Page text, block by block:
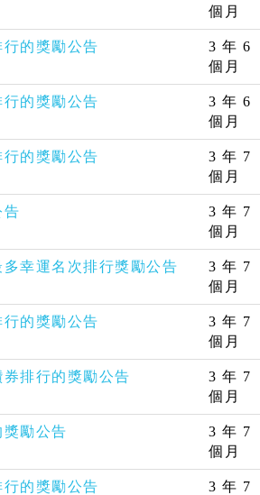
個月
的獎勵公告
3 年 6
個月
的獎勵公告
3 年 6
個月
的獎勵公告
3 年 7
個月
告
3 年 7
個月
幸運名次排行獎勵公告
3 年 7
個月
的獎勵公告
3 年 7
個月
排行的獎勵公告
3 年 7
個月
勵公告
3 年 7
個月
的獎勵公告
3 年 7